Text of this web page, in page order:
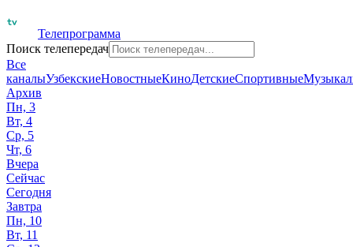
Телепрограмма
Поиск телепередач
Все
каналыУзбекскиеНовостныеКиноДетскиеСпортивные
Архив
Пн, 3
Вт, 4
Ср, 5
Чт, 6
Вчера
Сейчас
Сегодня
Завтра
Пн, 10
Вт, 11